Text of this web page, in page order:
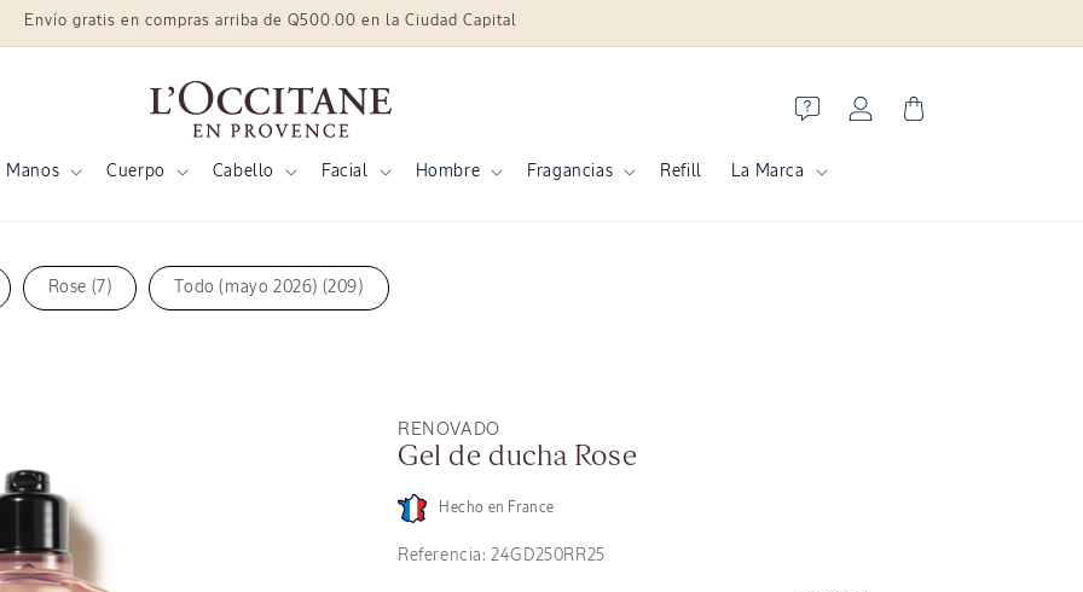
Envío gratis en compras arriba de Q500.00 en la Ciudad Capital
Manos Cuerpo Cabello Facial Hombre Fragancias Refill La Marca
sesión
Carrito
Rose (7) Todo (mayo 2026) (209)
RENOVADO
Gel de ducha Rose
Hecho en France
Referencia:SKU:
24GD250RR25